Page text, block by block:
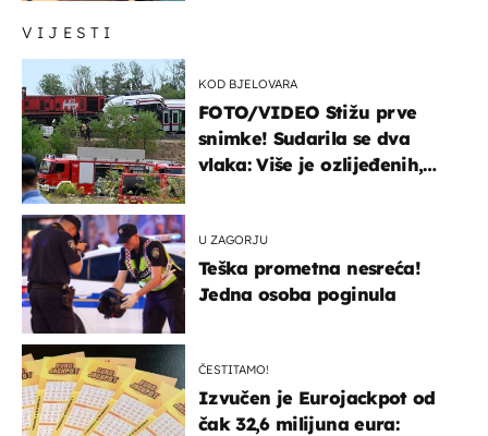
VIJESTI
KOD BJELOVARA
FOTO/VIDEO Stižu prve
snimke! Sudarila se dva
vlaka: Više je ozlijeđenih,
U ZAGORJU
Teška prometna nesreća!
Jedna osoba poginula
ČESTITAMO!
Izvučen je Eurojackpot od
čak 32,6 milijuna eura: